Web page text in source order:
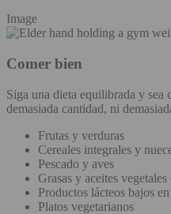
Image
Comer bien
Siga una dieta equilibrada y sea
demasiada cantidad, ni
Frutas y verduras
Cereales integrales y
Pescado y aves
Grasas y aceites
Productos lácteos bajos en
Platos vegetarianos